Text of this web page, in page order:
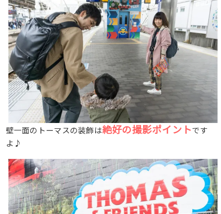
壁一面のトーマスの装飾は絶好の撮影ポイントです
よ♪